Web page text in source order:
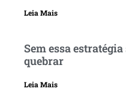
Leia Mais
Sem essa
quebrar
Leia Mais